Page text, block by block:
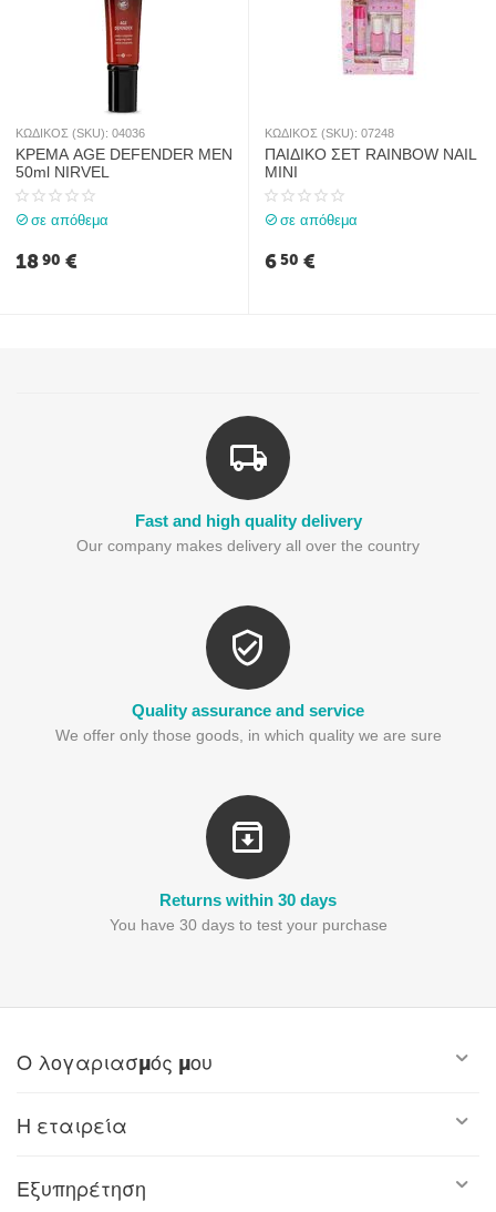
ΚΩΔΙΚΟΣ (SKU): 04036
ΚΡΕΜΑ AGE DEFENDER MEN
50ml NIRVEL
σε απόθεμα
1890 €
ΚΩΔΙΚΟΣ (SKU): 07248
ΠΑΙΔΙΚΟ ΣΕΤ RAINBOW NAIL
MINI
σε απόθεμα
650 €
Fast and high quality delivery
Our company makes delivery all over the country
Quality assurance and service
We offer only those goods, in which quality we are sure
Returns within 30 days
You have 30 days to test your purchase
Ο λογαριασμός μου
Η εταιρεία
Εξυπηρέτηση